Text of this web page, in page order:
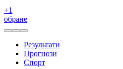
+1
обране
Результати
Прогнози
Спорт